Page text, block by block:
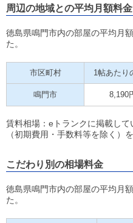
周辺の地域との平均月額料金
徳島県鳴門市内の部屋の平均月
た。
市区町村 1帖あたり
鳴門市 8,190
賃料相場：eトランクに掲載し
（初期費用・手数料等を除く）
こだわり別の相場料金
徳島県鳴門市内の部屋の平均月
た。